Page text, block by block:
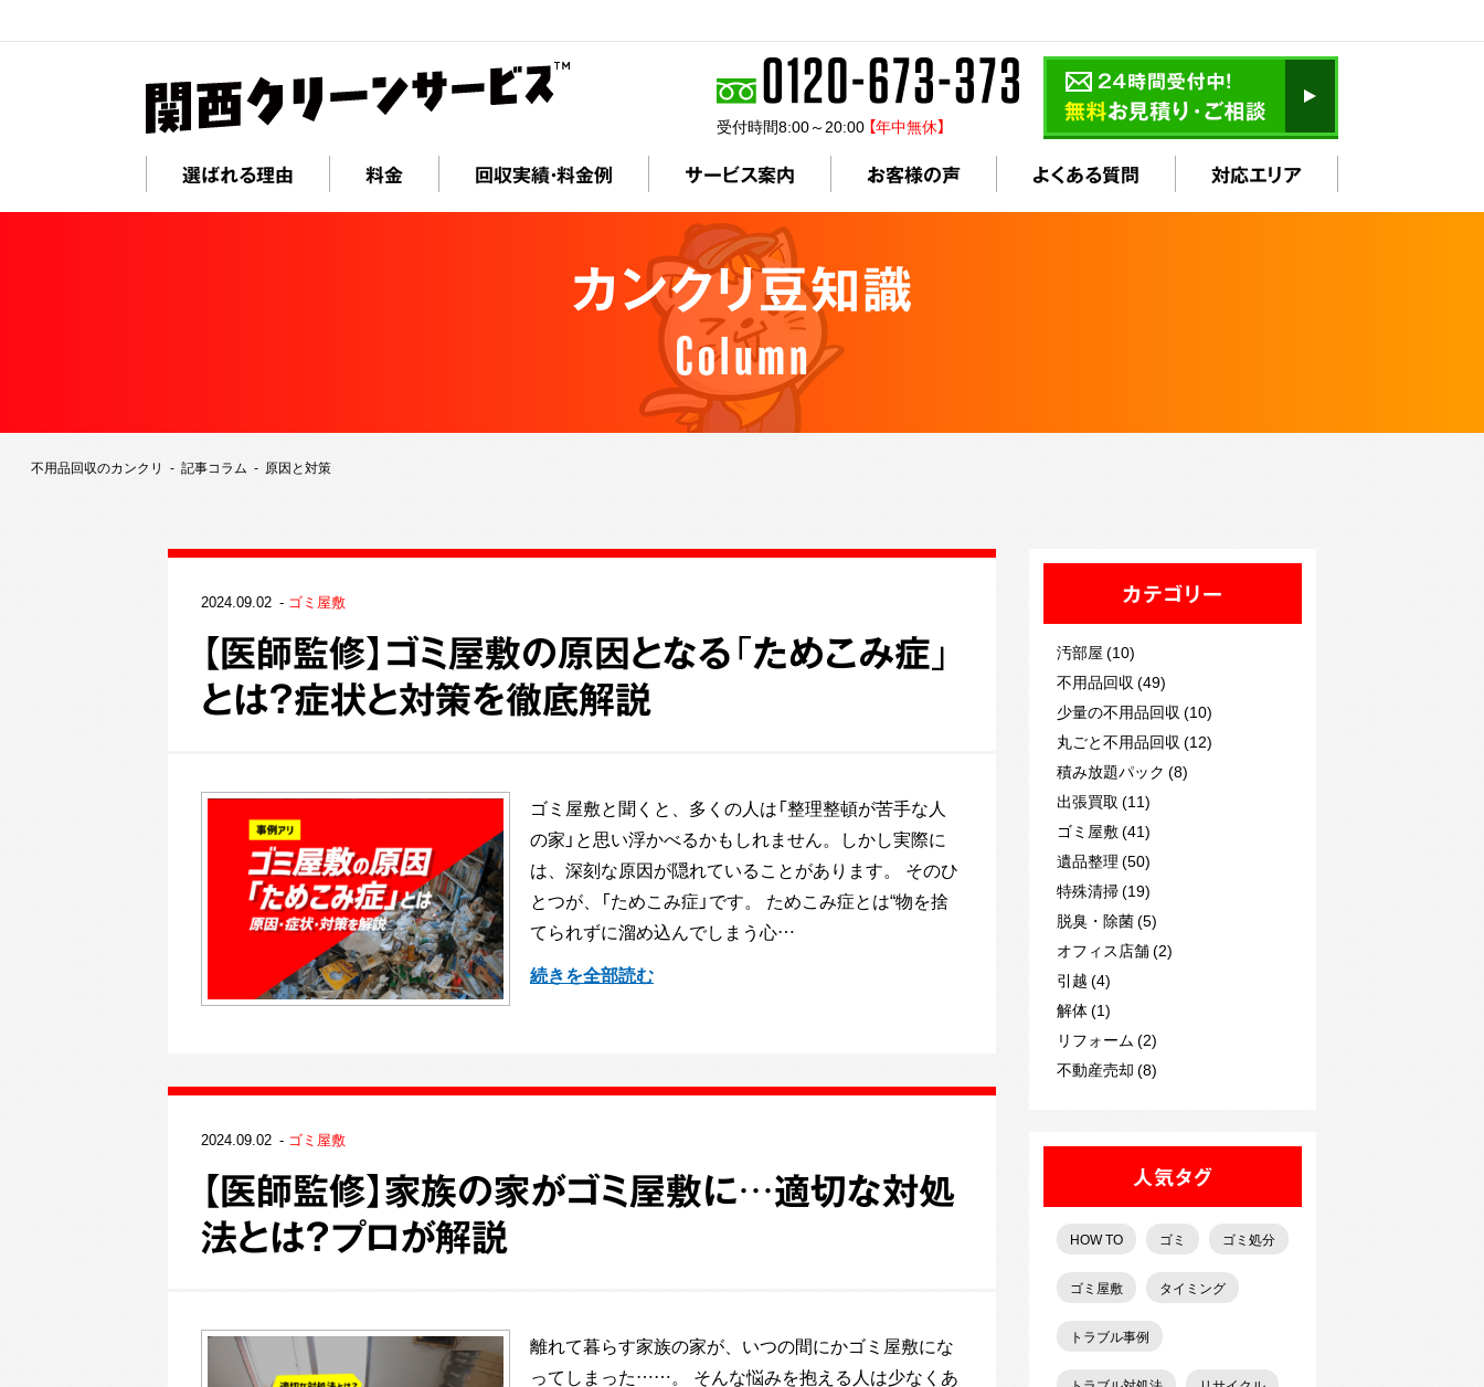
受付時間8:00～20:00 【年中無休】
選ばれる理由 料金 回収実績・料金例 サービス案内 お客様の声 よくある質問 対応エリア
カンクリ豆知識
Column
不用品回収のカンクリ 記事コラム 原因と対策
2024.09.02 ゴミ屋敷
【医師監修】ゴミ屋敷の原因となる「ためこみ症」
とは？症状と対策を徹底解説
ゴミ屋敷と聞くと、多くの人は「整理整頓が苦手な人
の家」と思い浮かべるかもしれません。しかし実際に
は、深刻な原因が隠れていることがあります。 そのひ
とつが、「ためこみ症」です。 ためこみ症とは“物を捨
てられずに溜め込んでしまう心…
続きを全部読む
2024.09.02 ゴミ屋敷
【医師監修】家族の家がゴミ屋敷に…適切な対処
法とは？プロが解説
離れて暮らす家族の家が、いつの間にかゴミ屋敷にな
ってしまった……。 そんな悩みを抱える人は少なくあ
カテゴリー
汚部屋 (10)
不用品回収 (49)
少量の不用品回収 (10)
丸ごと不用品回収 (12)
積み放題パック (8)
出張買取 (11)
ゴミ屋敷 (41)
遺品整理 (50)
特殊清掃 (19)
脱臭・除菌 (5)
オフィス店舗 (2)
引越 (4)
解体 (1)
リフォーム (2)
不動産売却 (8)
人気タグ
HOW TO ゴミ ゴミ処分
ゴミ屋敷 タイミング
トラブル事例